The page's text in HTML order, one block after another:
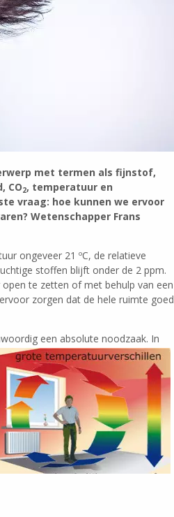
met termen als fijnstof,
CO2, temperatuur en
vraag: hoe kunnen we ervoor
Wetenschapper Frans
ongeveer 21 ºC, de relatieve
stoffen blijft onder de 2 ppm.
te zetten of met behulp van een
zorgen dat de hele ruimte goed
een absolute noodzaak. In